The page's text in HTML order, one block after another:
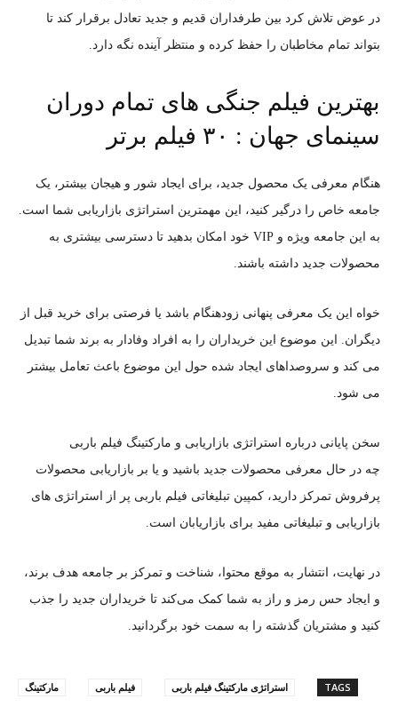
در عوض تلاش کرد بین طرفداران قدیم و جدید تعادل برقرار کند تا
بتواند تمام مخاطبان را حفظ کرده و منتظر آینده نگه دارد.
بهترین فیلم جنگی های تمام دوران
سینمای جهان : ۳۰ فیلم برتر
هنگام معرفی یک محصول جدید، برای ایجاد شور و هیجان بیشتر، یک
جامعه خاص را درگیر کنید، این مهمترین استراتژی بازاریابی شما است.
به این جامعه ویژه و VIP خود امکان بدهید تا دسترسی بیشتری به
محصولات جدید داشته باشند.
خواه این یک معرفی پنهانی زودهنگام باشد یا فرصتی برای خرید قبل از
دیگران. این موضوع این خریداران را به افراد وفادار به برند شما تبدیل
می کند و سروصداهای ایجاد شده حول این موضوع باعث تعامل بیشتر
می شود.
سخن پایانی درباره استراتژی بازاریابی و مارکتینگ فیلم باربی
چه در حال معرفی محصولات جدید باشید و یا بر بازاریابی محصولات
پرفروش تمرکز دارید، کمپین تبلیغاتی فیلم باربی پر از استراتژی های
بازاریابی و تبلیغاتی مفید برای بازاریابان است.
در نهایت، انتشار به موقع محتوا، شناخت و تمرکز بر جامعه هدف برند،
و ایجاد حس رمز و راز به شما کمک می‌کند تا خریداران جدید را جذب
کنید و مشتریان گذشته را به سمت خود برگردانید.
TAGS استراتژی مارکتینگ فیلم باربی فیلم باربی مارکتینگ